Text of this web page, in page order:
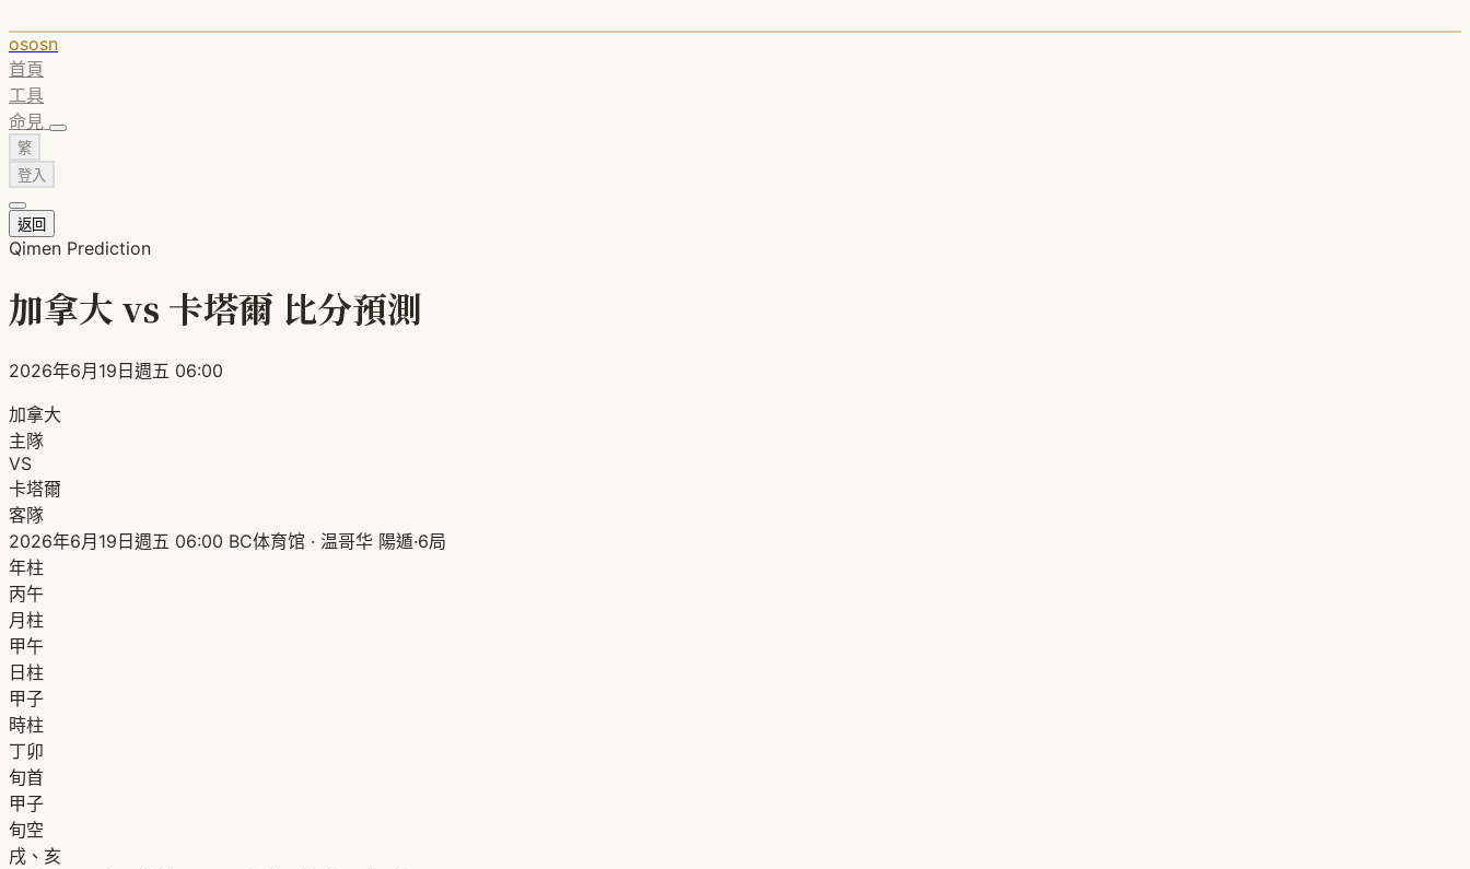
ososn
首頁
工具
命見
繁
登入
返回
Qimen Prediction
加拿大 vs 卡塔爾 比分預測
2026年6月19日週五 06:00
加拿大
主隊
VS
卡塔爾
客隊
2026年6月19日週五 06:00 BC体育馆 · 温哥华 陽遁·6局
年柱
丙午
月柱
甲午
日柱
甲子
時柱
丁卯
旬首
甲子
旬空
戌、亥